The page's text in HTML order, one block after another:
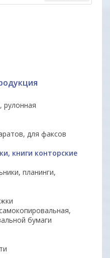
рулонная
для факсов
книги конторские
планинги,
бумаги